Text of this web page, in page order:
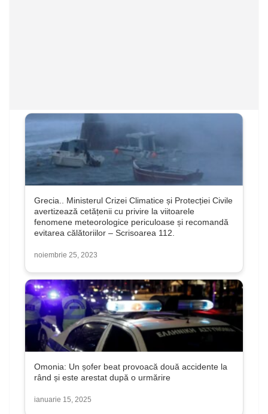
Grecia.. Ministerul Crizei Climatice și Protecției Civile
avertizează cetățenii cu privire la viitoarele
fenomene meteorologice periculoase și recomandă
evitarea călătoriilor – Scrisoarea 112.
noiembrie 25, 2023
Omonia: Un șofer beat provoacă două accidente la
rând și este arestat după o urmărire
ianuarie 15, 2025